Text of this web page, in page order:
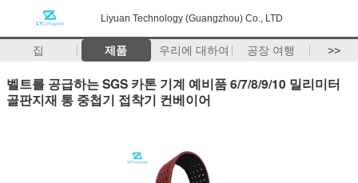
Liyuan Technology (Guangzhou) Co., LTD
집 제품 우리에 대하여 공장 여행 >>
벨트를 공급하는 SGS 카톤 기계 예비품 6/7/8/9/10 밀리미터
골판지재 통 중첩기 접착기 컨베이어